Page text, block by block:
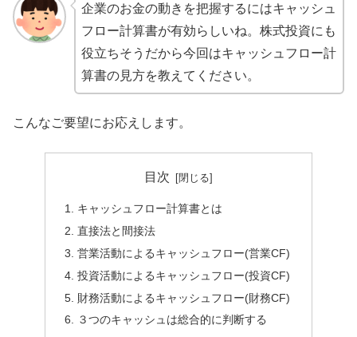
企業のお金の動きを把握するにはキャッシュ
フロー計算書が有効らしいね。株式投資にも
役立ちそうだから今回はキャッシュフロー計
算書の見方を教えてください。
こんなご要望にお応えします。
目次
キャッシュフロー計算書とは
直接法と間接法
営業活動によるキャッシュフロー(営業CF)
投資活動によるキャッシュフロー(投資CF)
財務活動によるキャッシュフロー(財務CF)
３つのキャッシュは総合的に判断する